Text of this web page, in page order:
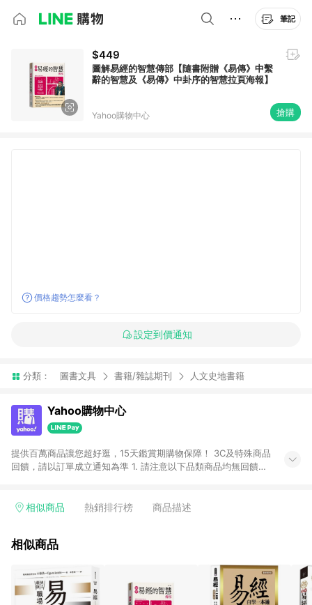
筆記
$449
圖解易經的智慧傳部【隨書附贈《易傳》中繫
辭的智慧及《易傳》中卦序的智慧拉頁海報】
Yahoo購物中心 搶購
價格趨勢怎麼看？
設定到價通知
分類： 圖書文具 書籍/雜誌期刊 人文史地書籍
Yahoo購物中心
提供百萬商品讓您超好逛，15天鑑賞期購物保障！ 3C及特殊商品
回饋，請以訂單成立通知為準 1. 請注意以下品類商品均無回饋：
電玩/遊戲/相機/單眼/鏡頭/拍立得 [2024/6/1起適用] -內接硬
的購回饋活動享Yahoo超贈點回饋者 - 購物中心商店之商品：商
3. 訂單回饋金額將扣除運費/購物金/超贈點/福利金/紅利折抵/折
價券等虛擬貨幣折抵 4. 大宗採購或批發轉賣不具回饋資格： 如
有相關事證認定您為大宗採購、批發轉賣而非最終消費使用者，
相似商品 熱銷排行榜 商品描述
相似商品